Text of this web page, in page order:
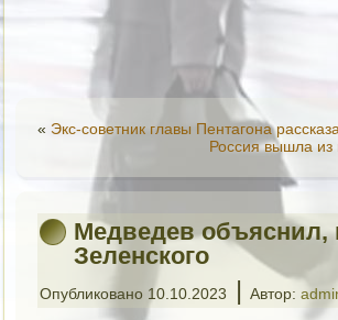
« Экс-советник главы Пентагона
Россия вышла
Медведев объяснил,
Зеленского
Опубликовано 10.10.2023 | Автор: